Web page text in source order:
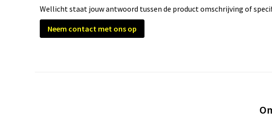
Wellicht staat jouw antwoord tussen de product omschrijving of
Neem contact met ons op